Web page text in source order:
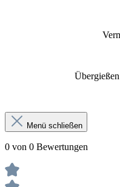
Menü schließen
0 von 0 Bewertungen